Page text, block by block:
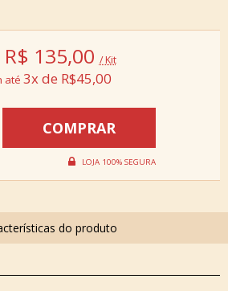
R$ 135,00 / Kit
3x de R$45,00